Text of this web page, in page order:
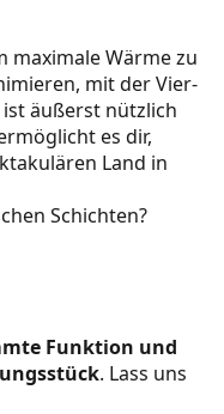
maximale Wärme zu
mit der Vier-
ist äußerst nützlich
es dir,
Land in
Schichten?
Funktion und
. Lass uns